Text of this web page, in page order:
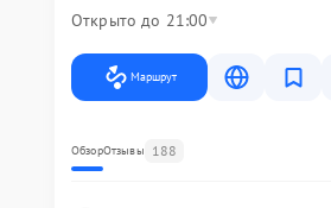
Открыто до 21:00
Маршрут
ОбзорОтзывы 188